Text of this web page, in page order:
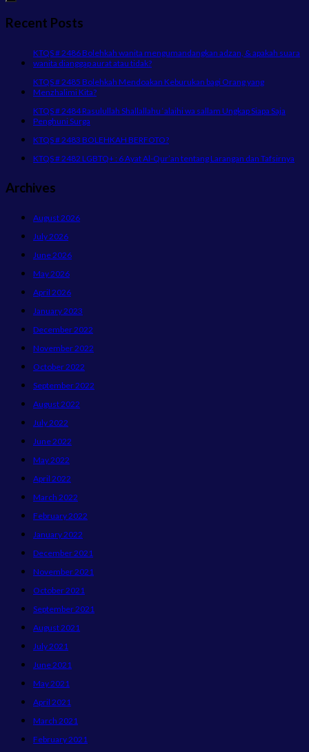
Recent Posts
KTQS # 2486 Bolehkah wanita mengumandangkan adzan, & apakah suara
wanita dianggap aurat atau tidak?
KTQS # 2485 Bolehkah Mendoakan Keburukan bagi Orang yang
Menzhalimi Kita?
KTQS # 2484 Rasulullah Shallallahu ‘alaihi wa sallam Ungkap Siapa Saja
Penghuni Surga
KTQS # 2483 BOLEHKAH BERFOTO?
KTQS # 2482 LGBTQ+ : 6 Ayat Al-Qur’an tentang Larangan dan Tafsirnya
Archives
August 2026
July 2026
June 2026
May 2026
April 2026
January 2023
December 2022
November 2022
October 2022
September 2022
August 2022
July 2022
June 2022
May 2022
April 2022
March 2022
February 2022
January 2022
December 2021
November 2021
October 2021
September 2021
August 2021
July 2021
June 2021
May 2021
April 2021
March 2021
February 2021